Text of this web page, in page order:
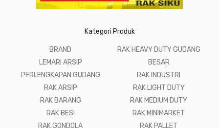
Kategori Produk
BRAND
LEMARI ARSIP
PERLENGKAPAN GUDANG
RAK ARSIP
RAK BARANG
RAK BESI
RAK GONDOLA
RAK HEAVY DUTY GUDANG
BESAR
RAK INDUSTRI
RAK LIGHT DUTY
RAK MEDIUM DUTY
RAK MINIMARKET
RAK PALLET